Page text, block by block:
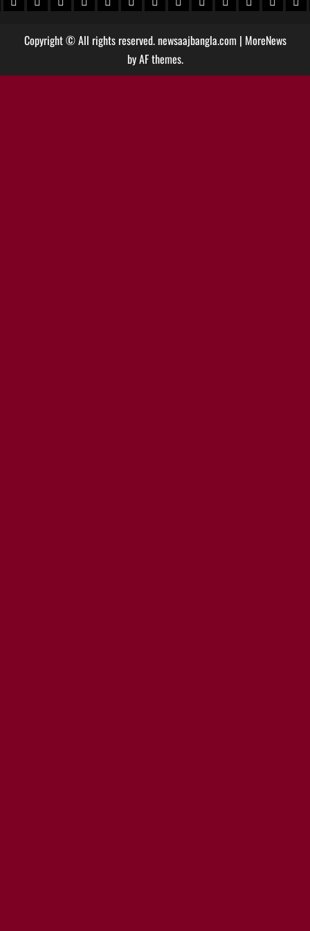
Copyright © All rights reserved. newsaajbangla.com | MoreNews
by AF themes.